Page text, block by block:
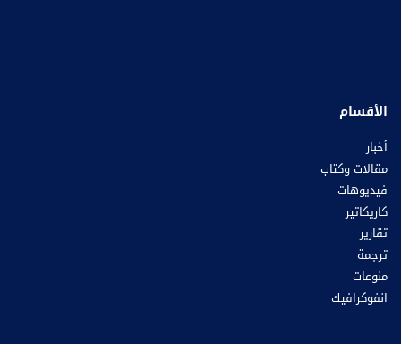
الأقسام
أخبار
مقالات وكتاب
فيديوهات
كاريكاتير
تقارير
ترجمة
منوعات
انفوكرافيك